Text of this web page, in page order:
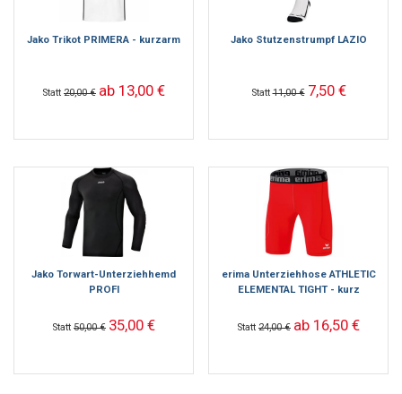
Jako Trikot PRIMERA - kurzarm
Statt 20,00 € ab 13,00 €
Jako Stutzenstrumpf LAZIO
Statt11,00 € 7,50 €
Jako Torwart-Unterziehhemd
PROFI
Statt 50,00 € 35,00 €
erima Unterziehhose ATHLETIC
ELEMENTAL TIGHT - kurz
Statt 24,00 € ab 16,50 €